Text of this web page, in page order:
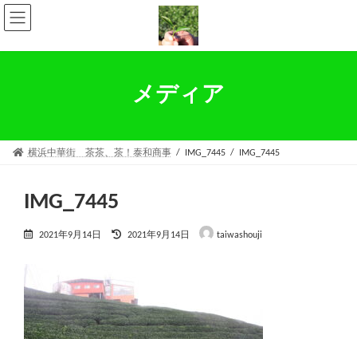
コ
ン
ン
プ
ナ
ビ
ー
動
メディア
横浜中華街 茶茶、茶！泰和商事 IMG_7445 IMG_7445
IMG_7445
2021年9月14日
最
日
時
2021年9月14日 taiwashouji